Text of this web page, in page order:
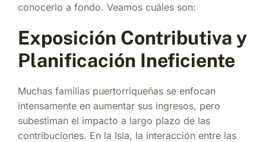
conocerlo a fondo. Veamos cuáles son:
Exposición Contributiva y
Planificación Ineficiente
Muchas familias puertorriqueñas se enfocan
intensamente en aumentar sus ingresos, pero
subestiman el impacto a largo plazo de las
contribuciones. En la Isla, la interacción entre las